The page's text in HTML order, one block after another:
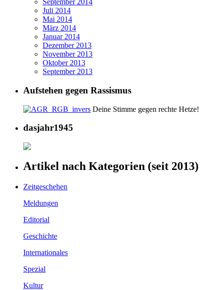
September 2014
Juli 2014
Mai 2014
März 2014
Januar 2014
Dezember 2013
November 2013
Oktober 2013
September 2013
Aufstehen gegen Rassismus
Deine Stimme gegen rechte Hetze!
dasjahr1945
Artikel nach Kategorien (seit 2013)
Zeitgeschehen
Meldungen
Editorial
Geschichte
Internationales
Spezial
Kultur